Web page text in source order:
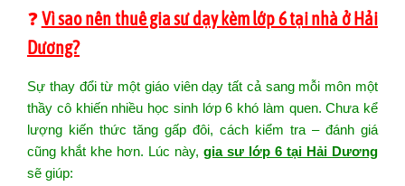
❓Vì sao nên thuê gia sư dạy kèm lớp 6 tại nhà ở Hải
Dương?
Sự thay đổi từ một giáo viên dạy tất cả sang mỗi môn một
thầy cô khiến nhiều học sinh lớp 6 khó làm quen. Chưa kể
lượng kiến thức tăng gấp đôi, cách kiểm tra – đánh giá
cũng khắt khe hơn. Lúc này, gia sư lớp 6 tại Hải Dương
sẽ giúp: